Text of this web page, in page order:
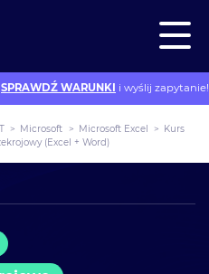
SPRAWDŹ WARUNKI i wyślij zapytanie!
> Microsoft > Microsoft Excel >
Kurs
(Excel + Word)